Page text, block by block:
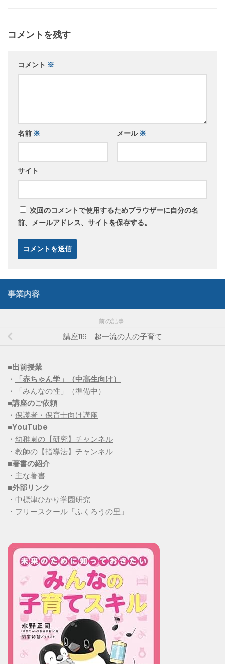
コメントを残す
コメント ※
名前 ※ メール ※
サイト
次回のコメントで使用するためブラウザーに自分の名
前、メールアドレス、サイトを保存する。
事業内容
前の記事
講座116 超一流の人の子育て
■出前授業
・
「赤ちゃん学」（中高生向け）
・「みんなの性」（準備中）
■講座のご依頼
・ 保護者・保育士向け講座
■YouTube
・ 幼稚園の【研究】チャンネル
・ 教師の【指導法】チャンネル
■著書の紹介
・ 主な著書
■外部リンク
・ 中標津ひかり学園研究
・ フリースクール「ふくろうの里」